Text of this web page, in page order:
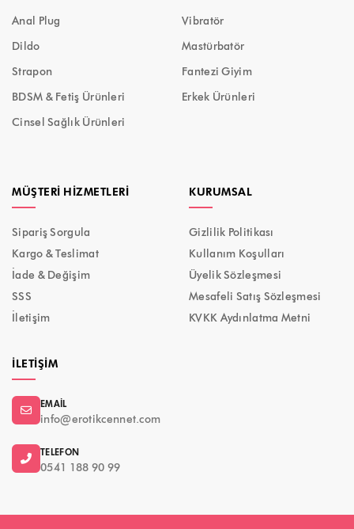
Anal Plug
Vibratör
Dildo
Mastürbatör
Strapon
Fantezi Giyim
BDSM & Fetiş Ürünleri
Erkek Ürünleri
Cinsel Sağlık Ürünleri
MÜŞTERI HIZMETLERI
Sipariş Sorgula
Kargo & Teslimat
İade & Değişim
SSS
İletişim
KURUMSAL
Gizlilik Politikası
Kullanım Koşulları
Üyelik Sözleşmesi
Mesafeli Satış Sözleşmesi
KVKK Aydınlatma Metni
İLETIŞIM
EMAIL
info@erotikcennet.com
TELEFON
0541 188 90 99